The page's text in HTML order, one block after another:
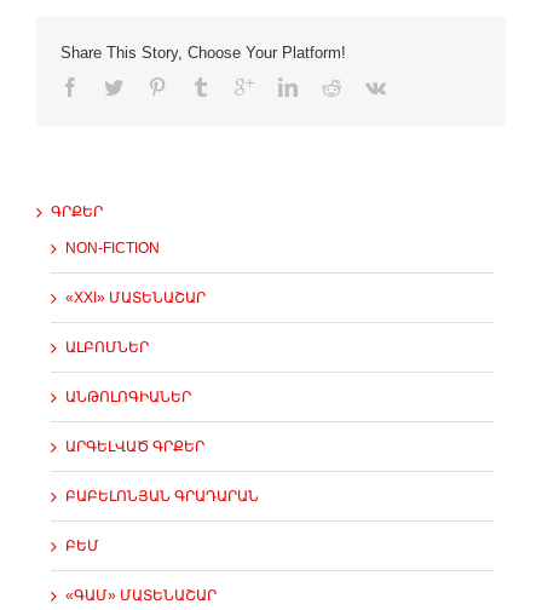
Share This Story, Choose Your Platform!
ԳՐՔԵՐ
NON-FICTION
«XXI» ՄԱՏԵՆԱՇԱՐ
ԱԼԲՈՄՆԵՐ
ԱՆԹՈԼՈԳԻԱՆԵՐ
ԱՐԳԵԼՎԱԾ ԳՐՔԵՐ
ԲԱԲԵԼՈՆՅԱՆ ԳՐԱԴԱՐԱՆ
ԲԵՄ
«ԳԱՄ» ՄԱՏԵՆԱՇԱՐ